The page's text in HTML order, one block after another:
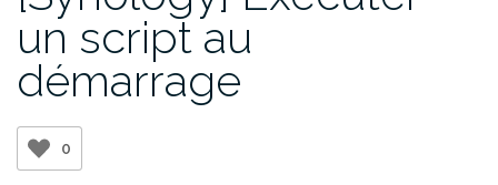
un script au
démarrage
0